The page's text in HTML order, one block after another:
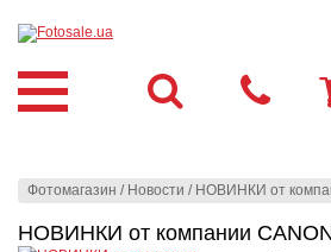
Фотомагазин / Новости / НОВИНКИ от
НОВИНКИ от компании